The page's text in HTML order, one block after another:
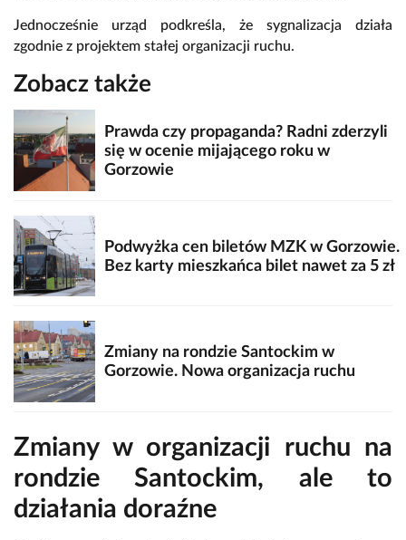
Jednocześnie urząd podkreśla, że sygnalizacja działa
zgodnie z projektem stałej organizacji ruchu.
Zobacz także
Prawda czy propaganda? Radni zderzyli
się w ocenie mijającego roku w
Gorzowie
Podwyżka cen biletów MZK w Gorzowie.
Bez karty mieszkańca bilet nawet za 5 zł
Zmiany na rondzie Santockim w
Gorzowie. Nowa organizacja ruchu
Zmiany w organizacji ruchu na
rondzie Santockim, ale to
działania doraźne